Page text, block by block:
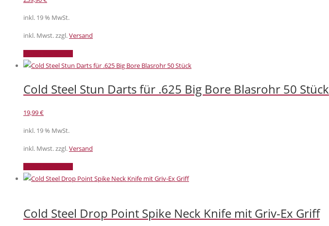
inkl. 19 % MwSt.
inkl. Mwst. zzgl.Versand
Cold Steel Stun Darts für .625 Big Bore Blasrohr 50 Stück
19,99€
inkl. 19 % MwSt.
inkl. Mwst. zzgl.Versand
Cold Steel Drop Point Spike Neck Knife mit Griv-Ex Griff